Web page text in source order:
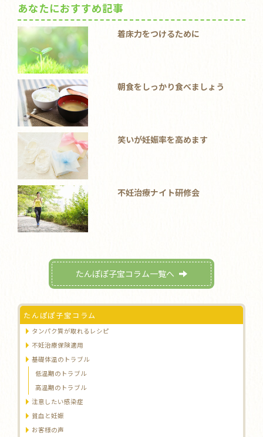
あなたにおすすめ記事
着床力をつけるために
朝食をしっかり食べましょう
笑いが妊娠率を高めます
不妊治療ナイト研修会
たんぽぽ子宝コラム一覧へ
たんぽぽ子宝コラム
タンパク質が取れるレシピ
不妊治療保険適用
基礎体温のトラブル
低温期のトラブル
高温期のトラブル
注意したい感染症
貧血と妊娠
お客様の声